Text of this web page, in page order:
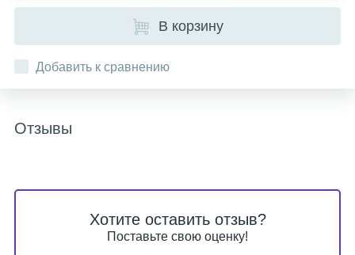
В корзину
Добавить к сравнению
Отзывы
Хотите оставить отзыв?
Поставьте свою оценку!